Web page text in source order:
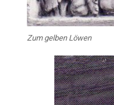
Zum gelben Löwen